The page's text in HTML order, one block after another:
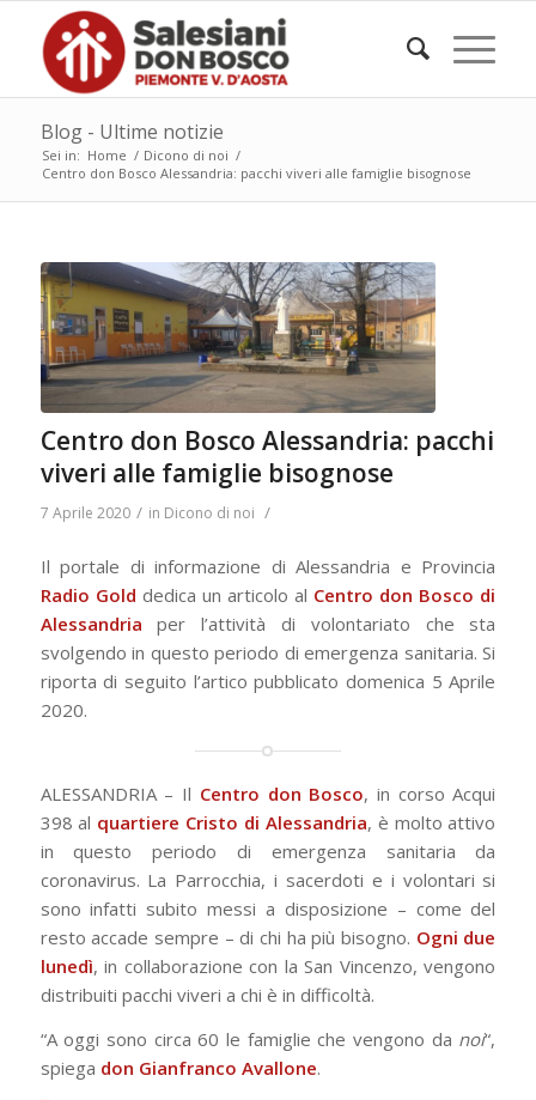
Blog - Ultime notizie
Sei in: Home / Dicono di noi /
Centro don Bosco Alessandria: pacchi viveri alle famiglie bisognose
Centro don Bosco Alessandria: pacchi
viveri alle famiglie bisognose
7 Aprile 2020 / in Dicono di noi /
Il portale di informazione di Alessandria e Provincia
Radio Gold dedica un articolo al Centro don Bosco di
Alessandria per l’attività di volontariato che sta
svolgendo in questo periodo di emergenza sanitaria. Si
riporta di seguito l’artico pubblicato domenica 5 Aprile
2020.
ALESSANDRIA – Il Centro don Bosco, in corso Acqui
398 al quartiere Cristo di Alessandria, è molto attivo
in questo periodo di emergenza sanitaria da
coronavirus. La Parrocchia, i sacerdoti e i volontari si
sono infatti subito messi a disposizione – come del
resto accade sempre – di chi ha più bisogno. Ogni due
lunedì, in collaborazione con la San Vincenzo, vengono
distribuiti pacchi viveri a chi è in difficoltà.
“A oggi sono circa 60 le famiglie che vengono da noi“,
spiega don Gianfranco Avallone.